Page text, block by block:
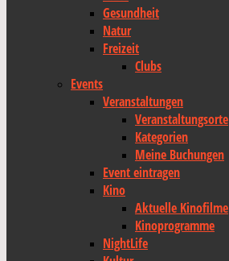
Gesundheit
Natur
Freizeit
Clubs
Events
Veranstaltungen
Veranstaltungsorte
Kategorien
Meine Buchungen
Event eintragen
Kino
Aktuelle Kinofilme
Kinoprogramme
NightLife